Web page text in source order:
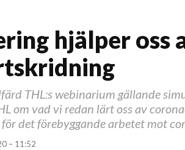
hjälper oss
THL:s webinarium gällande
om vad vi redan lärt oss av
det förebyggande arbetet mot
– 11:52